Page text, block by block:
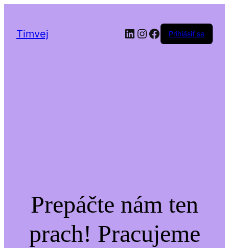
Timvej LinkedIn
Instagram
Facebook
Prihlásiť sa
Prepáčte nám ten
prach! Pracujeme